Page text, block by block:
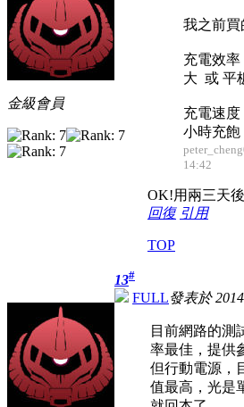
金級會員
我之前
充電效
大 或 平
充電速
小時充飽
14:42
OK!用兩三天
回復 引用
TOP
13#
FULL發表於
目前網路的測
率最佳，提供
但行動電源，
值最高，光是